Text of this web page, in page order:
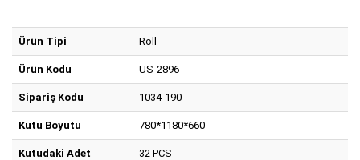
Ürün Tipi Roll
Ürün Kodu US-2896
Sipariş Kodu 1034-190
Kutu Boyutu 780*1180*660
Kutudaki Adet 32 PCS